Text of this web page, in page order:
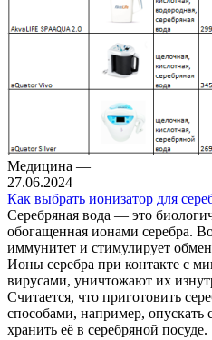
Медицина —
27.06.2024
Как выбрать ионизатор для
Серебряная вода — это
обогащенная ионами серебра.
иммунитет и стимулирует
Ионы серебра при контакте с
вирусами, уничтожают их
Считается, что приготовить
способами, например, опускать
хранить её в серебряной посуде.